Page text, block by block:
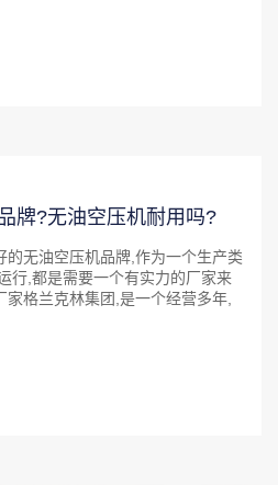
牌?无油空压机耐用吗?
的无油空压机品牌,作为一个生产类
行,都是需要一个有实力的厂家来
格兰克林集团,是一个经营多年,